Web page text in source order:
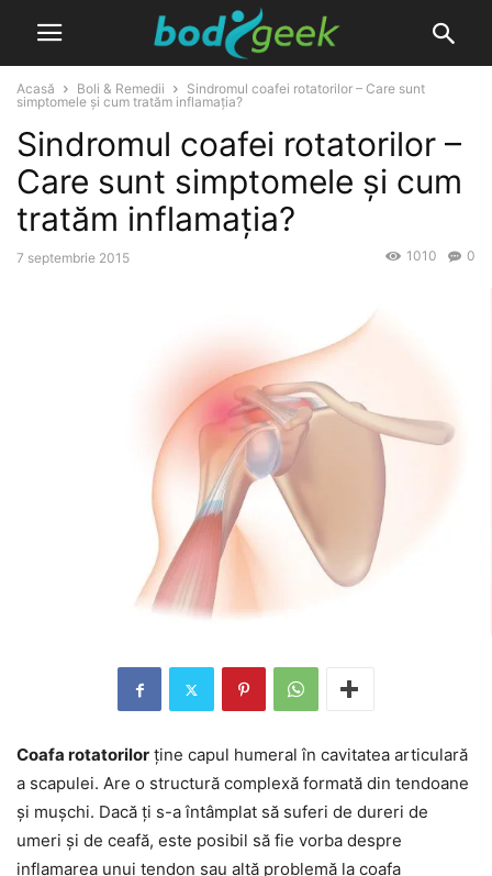
Acasă Boli & Remedii
Sindromul coafei rotatorilor – Care sunt
simptomele și cum tratăm inflamația?
Sindromul coafei rotatorilor –
Care sunt simptomele și cum
tratăm inflamația?
7 septembrie 2015 0
1010
Coafa rotatorilor ține capul humeral în cavitatea articulară
a scapulei. Are o structură complexă formată din tendoane
și mușchi. Dacă ți s-a întâmplat să suferi de dureri de
umeri și de ceafă, este posibil să fie vorba despre
inflamarea unui tendon sau altă problemă la coafa